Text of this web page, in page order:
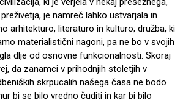
je namreč lahko ustvarjala in
arhitekturo, literaturo in kulturo; družba, ki
materialistični nagoni, pa ne bo v svojih
dlje od osnovne funkcionalnosti. Skoraj
da zanamci v prihodnjih stoletjih v
skrpucalih našega časa ne bodo
bi se bilo vredno čuditi in kar bi bilo